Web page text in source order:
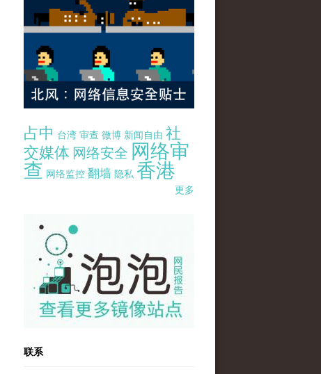
占中 台湾 审查 微博 新闻自由 社
交媒体 网络安全 网络审
查 网络监控 翻墙 隐私 香港
更多
pao-pao-banner-mirror-site-120814.jpg
联系